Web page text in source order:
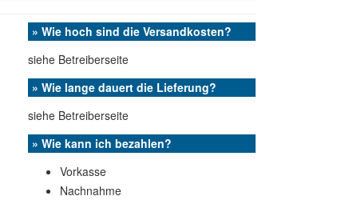
» Wie hoch sind die Versandkosten?
siehe Betreiberseite
» Wie lange dauert die Lieferung?
siehe Betreiberseite
» Wie kann ich bezahlen?
Vorkasse
Nachnahme